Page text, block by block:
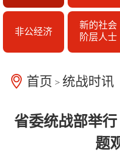
非公经济
新的社会
阶层人士
首页 >统战时讯
省委统战部举
题